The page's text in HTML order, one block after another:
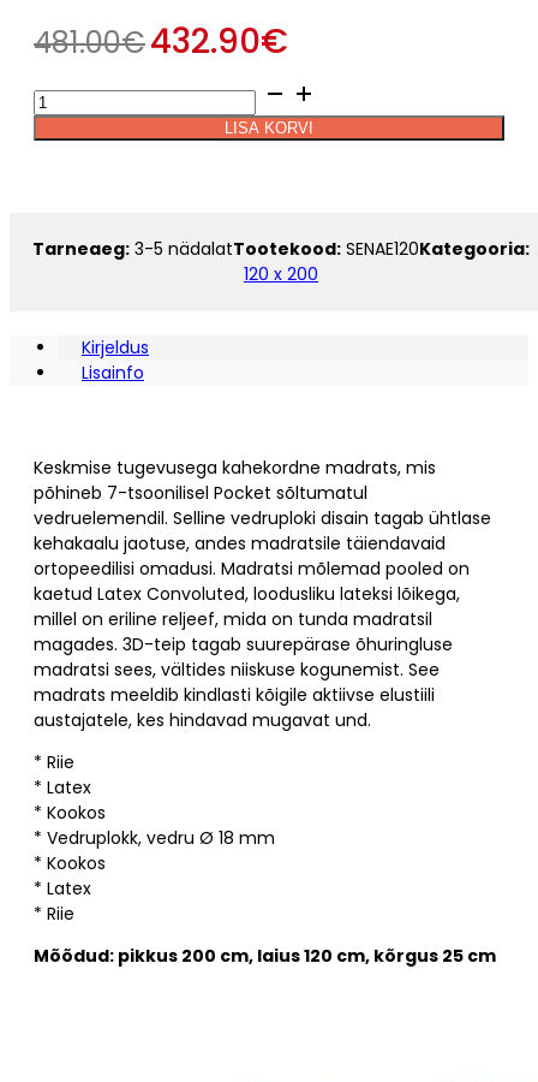
481.00€432.90€
Vedrumadrats
AIR
ECO
kogus
LISA KORVI
Alternative:
Tarneaeg: 3-5 nädalatTootekood: SENAE120Kategooria:
120 x 200
Kirjeldus
Lisainfo
Keskmise tugevusega kahekordne madrats, mis
põhineb 7-tsoonilisel Pocket sõltumatul
vedruelemendil. Selline vedruploki disain tagab ühtlase
kehakaalu jaotuse, andes madratsile täiendavaid
ortopeedilisi omadusi. Madratsi mõlemad pooled on
kaetud Latex Convoluted, loodusliku lateksi lõikega,
millel on eriline reljeef, mida on tunda madratsil
magades. 3D-teip tagab suurepärase õhuringluse
madratsi sees, vältides niiskuse kogunemist. See
madrats meeldib kindlasti kõigile aktiivse elustiili
austajatele, kes hindavad mugavat und.
* Riie
* Latex
* Kookos
* Vedruplokk, vedru Ø 18 mm
* Kookos
* Latex
* Riie
Mõõdud: pikkus 200 cm, laius 120 cm, kõrgus 25 cm